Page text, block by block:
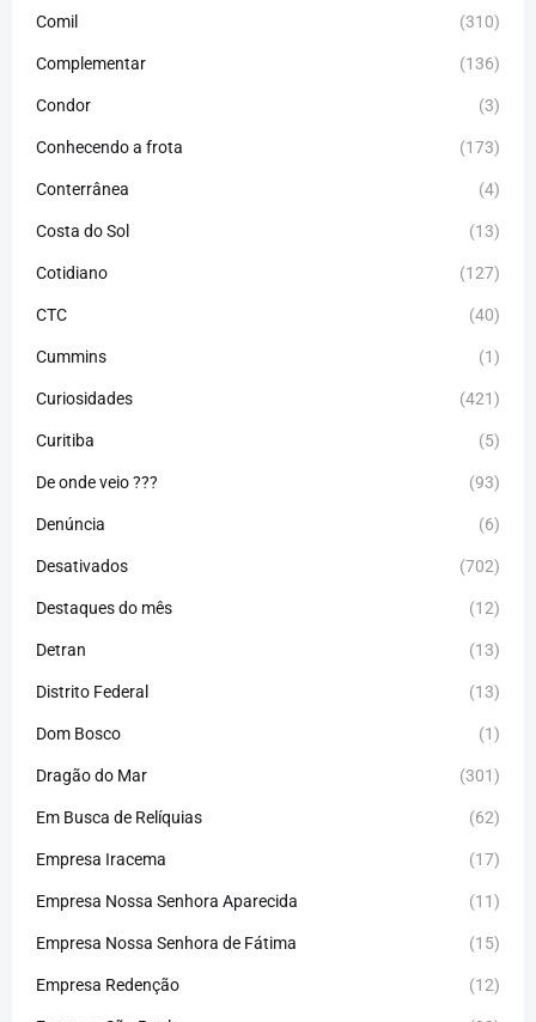
Comil (310)
Complementar (136)
Condor (3)
Conhecendo a frota (173)
Conterrânea (4)
Costa do Sol (13)
Cotidiano (127)
CTC (40)
Cummins (1)
Curiosidades (421)
Curitiba (5)
De onde veio ??? (93)
Denúncia (6)
Desativados (702)
Destaques do mês (12)
Detran (13)
Distrito Federal (13)
Dom Bosco (1)
Dragão do Mar (301)
Em Busca de Relíquias (62)
Empresa Iracema (17)
Empresa Nossa Senhora Aparecida (11)
Empresa Nossa Senhora de Fátima (15)
Empresa Redenção (12)